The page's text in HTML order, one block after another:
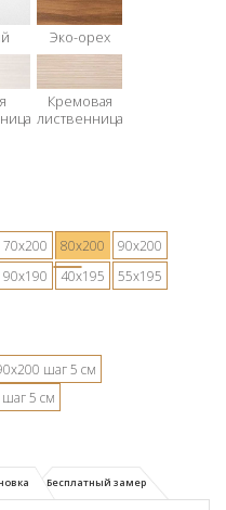
Эко-орех
Кремовая
лиственница
70х200 80х200
90х200
90х190 40х195
55х195
шаг 5 см
5 см
Бесплатный замер